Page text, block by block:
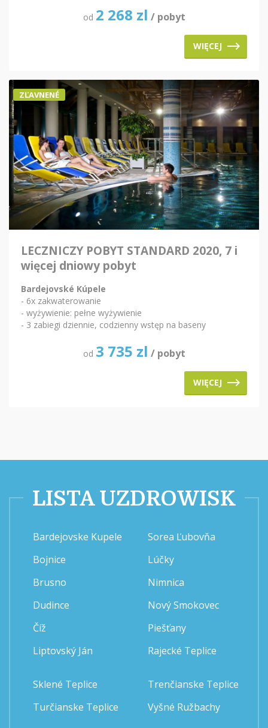
od 2 268 zl / pobyt
WIĘCEJ
ZĽAVNENÉ
LECZNICZY POBYT STANDARD 2020, 7 i
więcej dniowy pobyt
Bardejovské Kúpele
- 6x zakwaterowanie
- wyżywienie: pełne wyżywienie
- 3 zabiegi dziennie, codzienny wstęp na baseny
od 3 735 zl / pobyt
WIĘCEJ
LISTA UZDROWISK
Bardejovske Kupele
Bojnice
Brusno
Dudince
Číž
Liptovský Ján
Sorea Ľubovňa
Lúčky
Nimnica
Nový Smokovec
Piešťany
Rajecké Teplice
Sklené Teplice
Turčianske Teplice
Trenčianske Teplice
Vyšné Ružbachy